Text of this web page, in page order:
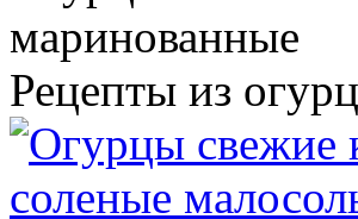
маринованные
Рецепты из